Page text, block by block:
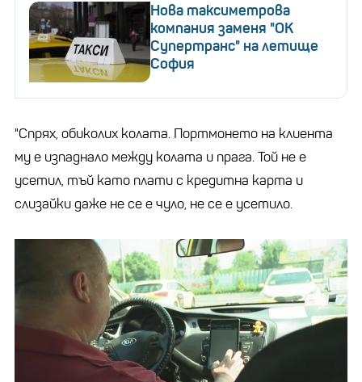
Нова таксиметрова
компания заменя "OK
Супертранс" на летище
София
"Спрях, обиколих колата. Портмонето на клиента
му е изпаднало между колата и прага. Той не е
усетил, тъй като плати с кредитна карта и
слизайки даже не се е чуло, не се е усетило.